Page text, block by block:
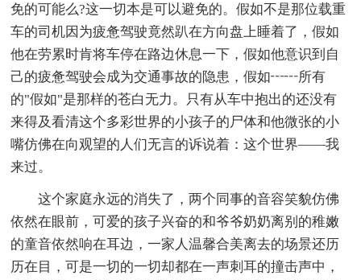
免的可能么?这一切本是可以避免的。假如不是那位载重
车的司机因为疲惫驾驶竟然趴在方向盘上睡着了，假如
他在劳累时肯将车停在路边休息一下，假如他意识到自
己的疲惫驾驶会成为交通事故的隐患，假如┅┅所有
的"假如"是那样的苍白无力。只有从车中抱出的还没有
来得及看清这个多彩世界的小孩子的尸体和他微张的小
嘴仿佛在向观望的人们无言的诉说着：这个世界——我
来过。
这个家庭永远的消失了，两个同事的音容笑貌仿佛
依然在眼前，可爱的孩子兴奋的和爷爷奶奶离别的稚嫩
的童音依然响在耳边，一家人温馨合美离去的场景还历
历在目，可是一切的一切却都在一声刺耳的撞击声中，